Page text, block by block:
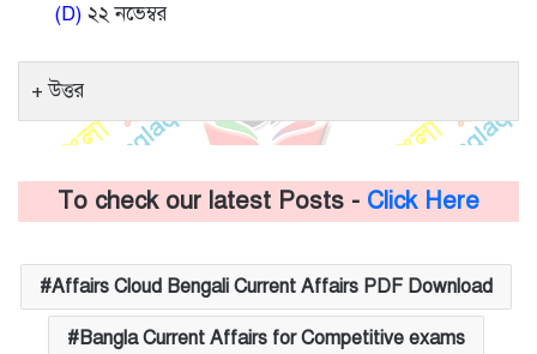
(D) ২২ নভেম্বর
উত্তর
To check our latest Posts - Click Here
Affairs Cloud Bengali Current Affairs PDF Download
Bangla Current Affairs for Competitive exams